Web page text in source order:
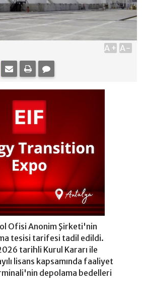
A+ A-
Ofisi Anonim Şirketi'nin
tesisi tarifesi tadil edildi.
tarihli Kurul Kararı ile
lisans kapsamında faaliyet
depolama bedelleri